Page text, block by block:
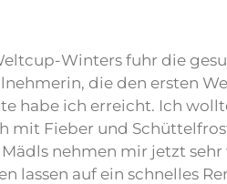
Winters fuhr die
die den ersten
habe ich erreicht. Ich
mit Fieber und
nehmen mir jetzt
lassen auf ein schnelles